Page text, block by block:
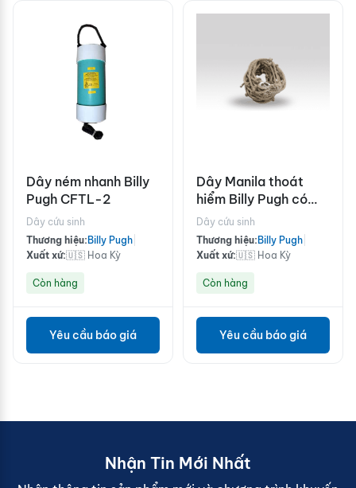
Dây ném nhanh Billy
Pugh CFTL-2
Dây cứu sinh
Thương hiệu: Billy Pugh
Xuất xứ:🇺🇸 Hoa Kỳ
Còn hàng
Yêu cầu báo giá
Dây Manila thoát
hiểm Billy Pugh có
nút thắt 1M-K2
Dây cứu sinh
Thương hiệu: Billy Pugh
Xuất xứ:🇺🇸 Hoa Kỳ
Còn hàng
Yêu cầu báo giá
Nhận Tin Mới Nhất